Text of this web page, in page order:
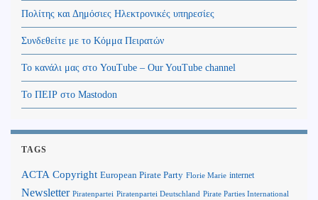
Πολίτης και Δημόσιες Ηλεκτρονικές υπηρεσίες
Συνδεθείτε με το Κόμμα Πειρατών
Το κανάλι μας στο YouTube – Our YouTube channel
Το ΠΕΙΡ στο Mastodon
TAGS
ACTA Copyright European Pirate Party Florie Marie internet
Newsletter Piratenpartei Piratenpartei Deutschland Pirate Parties International